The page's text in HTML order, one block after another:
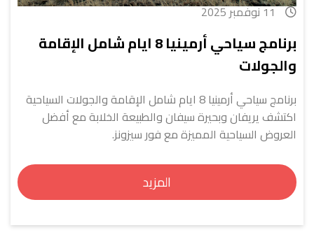
11 نوفمبر 2025
برنامج سياحي أرمينيا 8 ايام شامل الإقامة
والجولات
برنامج سياحي أرمينيا 8 ايام شامل الإقامة والجولات السياحية
اكتشف يريفان وبحيرة سيفان والطبيعة الخلابة مع أفضل
العروض السياحية المميزة مع فور سيزونز.
المزيد